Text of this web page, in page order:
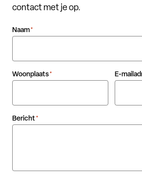
contact met je op.
Naam*
Woonplaats* E-
Bericht *